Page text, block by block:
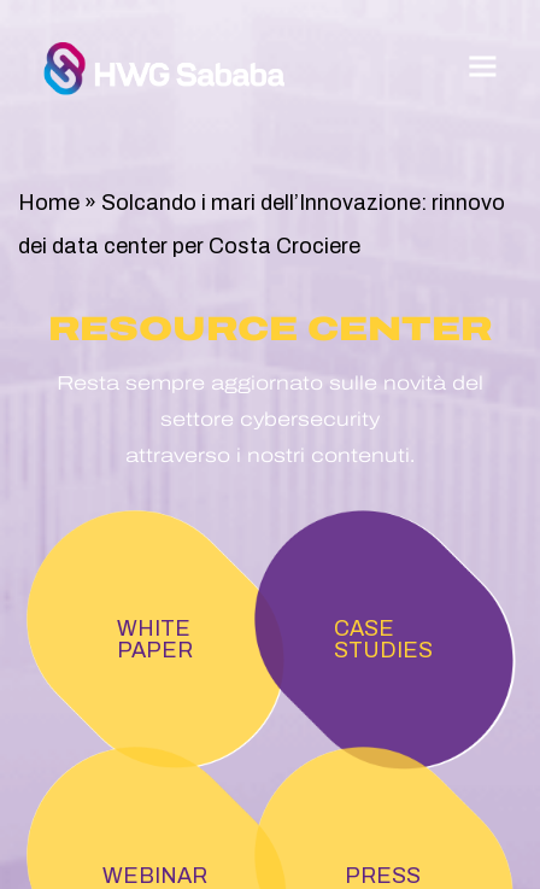
Home » Solcando i mari dell’Innovazione: rinnovo
dei data center per Costa Crociere
RESOURCE CENTER
Resta sempre aggiornato sulle novità del
settore cybersecurity
attraverso i nostri contenuti.
WHITE
PAPER
CASE
STUDIES
WEBINAR PRESS